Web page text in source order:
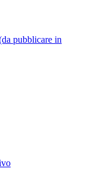
pubblicare in